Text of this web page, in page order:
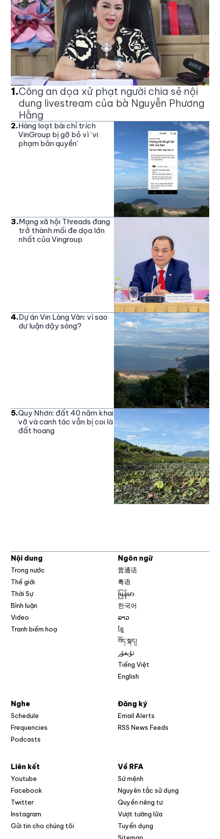
1.Công an dọa xử phạt người chia sẻ nội
dung livestream của bà Nguyễn Phương
Hằng
2.Hàng loạt bài chỉ trích
VinGroup bị gỡ bỏ vì ‘vi
phạm bản quyền’
3.Mạng xã hội Threads đang
trở thành mối đe dọa lớn
nhất của Vingroup
4.Dự án Vin Làng Vân: vì sao
dư luận dậy sóng?
5.Quy Nhơn: đất 40 năm khai
vỡ và canh tác vẫn bị coi là
đất hoang
Nội dung
Trong nước
Thế giới
Thời Sự
Bình luận
Video
Tranh biếm hoạ
Ngôn ngữ
普通话
粤语
မြန်မာ
한국어
ລາວ
ខ្មែ
བོད་སྐད།
ئۇيغۇر
Tiếng Việt
English
Nghe
Schedule
Frequencies
Podcasts
Đăng ký
Email Alerts
RSS News Feeds
Liên kết
Youtube
Facebook
Twitter
Instagram
Gửi tin cho chúng tôi
Về RFA
Sứ mệnh
Nguyên tắc sử dụng
Quyền riêng tư
Vượt tường lửa
Tuyển dụng